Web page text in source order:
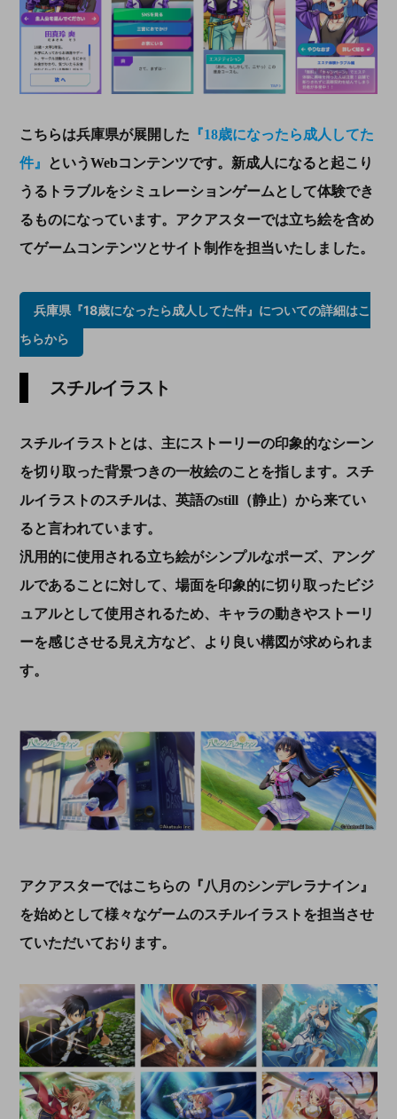
こちらは兵庫県が展開した 『18歳になったら成人してた
件』
というWebコンテンツです。新成人になると起こり
うるトラブルをシミュレーションゲームとして体験でき
るものになっています。アクアスターでは立ち絵を含め
てゲームコンテンツとサイト制作を担当いたしました。
兵庫県『18歳になったら成人してた件』についての詳細はこ
ちらから
スチルイラスト
スチルイラストとは、主にストーリーの印象的なシーン
を切り取った背景つきの一枚絵のことを指します。スチ
ルイラストのスチルは、英語のstill（静止）から来てい
ると言われています。
汎用的に使用される立ち絵がシンプルなポーズ、アング
ルであることに対して、場面を印象的に切り取ったビジ
ュアルとして使用されるため、キャラの動きやストーリ
ーを感じさせる見え方など、より良い構図が求められま
す。
アクアスターではこちらの『八月のシンデレラナイン』
を始めとして様々なゲームのスチルイラストを担当させ
ていただいております。